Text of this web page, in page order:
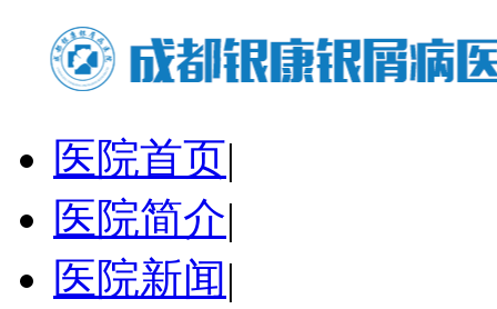
医院首页|
医院简介|
医院新闻|